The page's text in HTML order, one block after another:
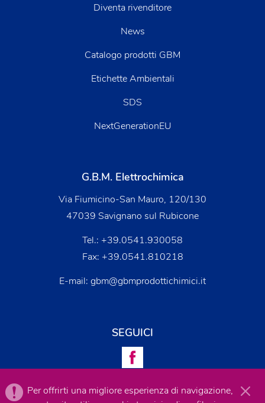
Diventa rivenditore
News
Catalogo prodotti GBM
Etichette Ambientali
SDS
NextGenerationEU
G.B.M. Elettrochimica
Via Fiumicino-San Mauro, 120/130
47039 Savignano sul Rubicone
Tel.: +39.0541.930058
Fax: +39.0541.810218
E-mail: gbm@gbmprodottichimici.it
SEGUICI
Per offrirti una migliore esperienza di navigazione,